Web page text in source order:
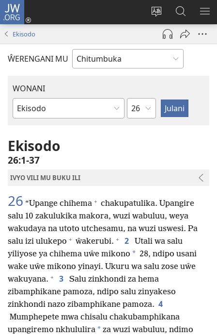
JW.ORG
Sinthani
chiyowoyero
Njirani
(opens
window)
Penjani
Vinthu
pa
JW.ORG
Ekisodo
ŴERENGANI MU
WONANI
Buku
mu
Baibolo
Mutu
Ekisodo
26:1-37
IVYO VILI MU BUKU ILI
26 “Upange chihema + chakupatulika. Upangire
salu 10 zakulukika makora, wuzi wabuluu, weya
wakudaya na utoto utchesamu, na wuzi uswesi. Pa
salu izi ulukepo + ŵakerubi. + 2
Utali wa salu
yiliyose ya chihema uŵe mikono * 28, ndipo usani
wake uŵe mikono yinayi. Ukuru wa salu zose uŵe
wakuyana. + 3
Salu zinkhondi za hema
zibamphikane pamoza, ndipo salu zinyakeso
zinkhondi nazo zibamphikane pamoza. 4
Mumphepete mwa chisalu chakubamphikana
upangiremo nkhululira * za wuzi wabuluu, ndimo